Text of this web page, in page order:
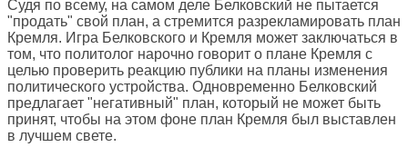
Судя по всему, на самом деле Белковский не пытается
"продать" свой план, а стремится разрекламировать план
Кремля. Игра Белковского и Кремля может заключаться в
том, что политолог нарочно говорит о плане Кремля с
целью проверить реакцию публики на планы изменения
политического устройства. Одновременно Белковский
предлагает "негативный" план, который не может быть
принят, чтобы на этом фоне план Кремля был выставлен
в лучшем свете.